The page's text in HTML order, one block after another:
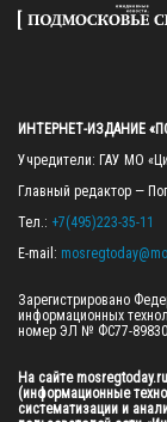
ИНТЕРНЕТ-ИЗДАНИЕ
Учредители: ГАУ МО
Главный редактор —
Тел.: +7(495)223-35-11
E-mail:
Зарегистрировано
информационных
номер ЭЛ № ФС77-89830
На сайте
(информационные
систематизации и